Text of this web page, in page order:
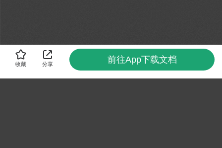
收藏 分享 前往App下载文档